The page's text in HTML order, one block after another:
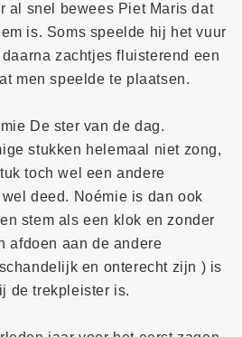
al snel bewees Piet Maris dat
is. Soms speelde hij het vuur
zachtjes fluisterend een
men speelde te plaatsen.
De ster van de dag.
stukken helemaal niet zong,
toch wel een andere
deed. Noémie is dan ook
stem als een klok en zonder
afdoen aan de andere
en onterecht zijn ) is
de trekpleister is.